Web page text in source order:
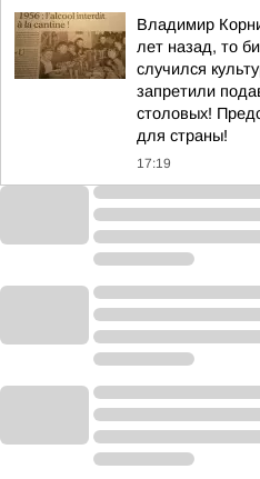
Владимир
лет назад, то
случился
запретили
столовых!
для страны!
17:19